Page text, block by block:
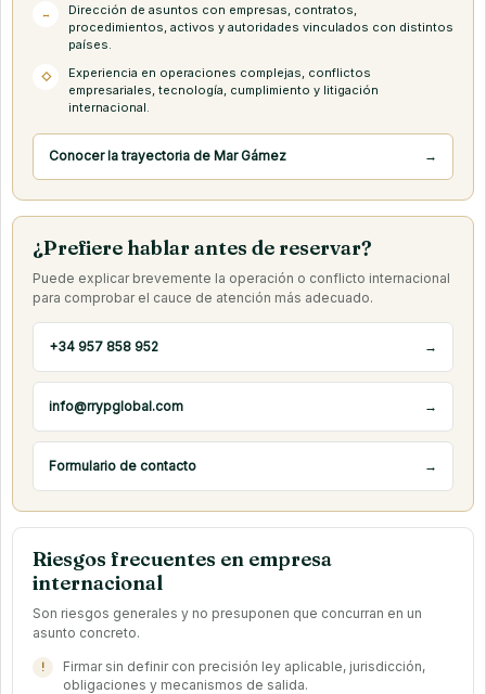
↔
Dirección de asuntos con empresas, contratos,
procedimientos, activos y autoridades vinculados con distintos
países.
◇
Experiencia en operaciones complejas, conflictos
empresariales, tecnología, cumplimiento y litigación
internacional.
Conocer la trayectoria de Mar Gámez →
¿Prefiere hablar antes de reservar?
Puede explicar brevemente la operación o conflicto internacional
para comprobar el cauce de atención más adecuado.
+34 957 858 952 →
info@rrypglobal.com →
Formulario de contacto →
Riesgos frecuentes en empresa
internacional
Son riesgos generales y no presuponen que concurran en un
asunto concreto.
Firmar sin definir con precisión ley aplicable, jurisdicción,
obligaciones y mecanismos de salida.